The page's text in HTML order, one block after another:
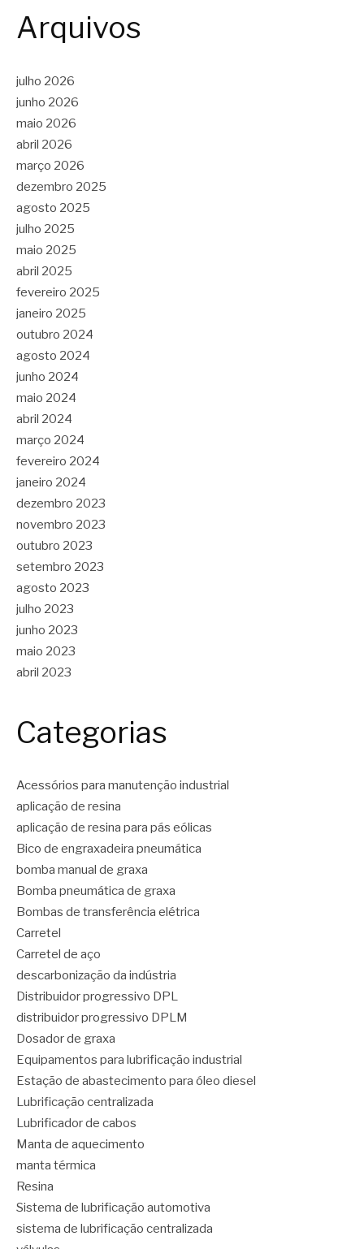
Arquivos
julho 2026
junho 2026
maio 2026
abril 2026
março 2026
dezembro 2025
agosto 2025
julho 2025
maio 2025
abril 2025
fevereiro 2025
janeiro 2025
outubro 2024
agosto 2024
junho 2024
maio 2024
abril 2024
março 2024
fevereiro 2024
janeiro 2024
dezembro 2023
novembro 2023
outubro 2023
setembro 2023
agosto 2023
julho 2023
junho 2023
maio 2023
abril 2023
Categorias
Acessórios para manutenção industrial
aplicação de resina
aplicação de resina para pás eólicas
Bico de engraxadeira pneumática
bomba manual de graxa
Bomba pneumática de graxa
Bombas de transferência elétrica
Carretel
Carretel de aço
descarbonização da indústria
Distribuidor progressivo DPL
distribuidor progressivo DPLM
Dosador de graxa
Equipamentos para lubrificação industrial
Estação de abastecimento para óleo diesel
Lubrificação centralizada
Lubrificador de cabos
Manta de aquecimento
manta térmica
Resina
Sistema de lubrificação automotiva
sistema de lubrificação centralizada